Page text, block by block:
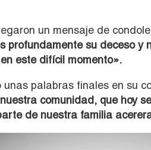
un mensaje de
profundamente su deceso y
este difícil momento».
unas palabras finales en su
comunidad, que hoy
de nuestra familia